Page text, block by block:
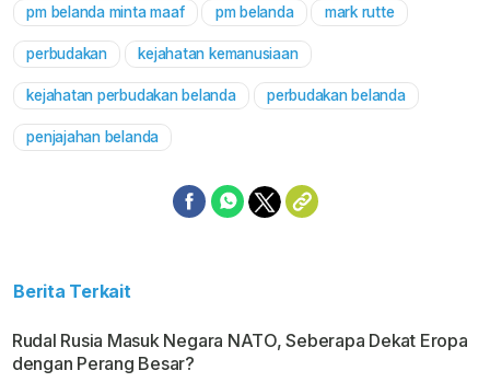
Mute
pm belanda minta maaf pm belanda mark rutte
perbudakan kejahatan kemanusiaan
kejahatan perbudakan belanda perbudakan belanda
penjajahan belanda
Berita Terkait
Rudal Rusia Masuk Negara NATO, Seberapa Dekat Eropa
dengan Perang Besar?